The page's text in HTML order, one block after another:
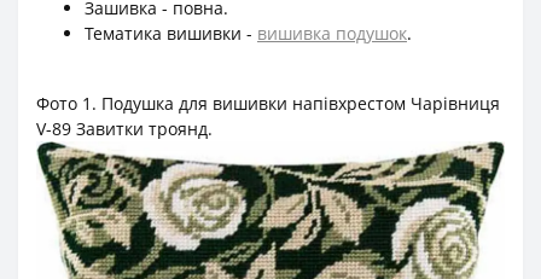
Зашивка - повна.
Тематика вишивки - вишивка подушок.
Фото 1. Подушка для вишивки напівхрестом Чарівниця
V-89 Завитки троянд.